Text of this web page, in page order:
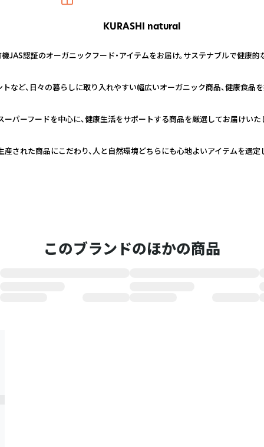
KURASHI natural
機JAS認証のオーガニックフード・アイテムをお届け。サステナブルで健康
など、日々の暮らしに取り入れやすい幅広いオーガニック商品、健康食品
パーフードを中心に、健康生活をサポートする商品を厳選してお届けいた
された商品にこだわり、人と自然環境どちらにも心地よいアイテムを選定
このブランドのほかの商品